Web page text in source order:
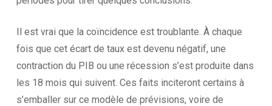
Il est vrai que la coïncidence est troublante. À chaque
fois que cet écart de taux est devenu négatif, une
contraction du PIB ou une récession s’est produite dans
les 18 mois qui suivent. Ces faits inciteront certains à
s’emballer sur ce modèle de prévisions, voire de